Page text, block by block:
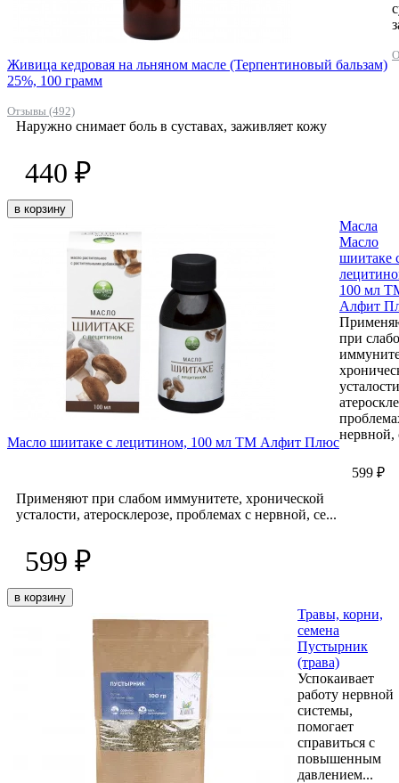
Живица кедровая на льняном масле (Терпентиновый бальзам)
25%, 100 грамм
Отзывы (492)
Наружно снимает боль в суставах, заживляет кожу
440 ₽
в корзину
Масло шиитаке с лецитином, 100 мл ТМ Алфит Плюс
Масла
Масло
шиитаке
100 мл
Алфит
при
нервной,
599 ₽
Применяют при слабом иммунитете, хронической
усталости, атеросклерозе, проблемах с нервной, се...
599 ₽
в корзину
Травы, корни,
семена
Пустырник
(трава)
Успокаивает
работу нервной
системы,
помогает
справиться с
повышенным
давлением...